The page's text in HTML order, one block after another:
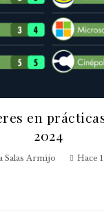
en
2024
Salas Armijo Hace